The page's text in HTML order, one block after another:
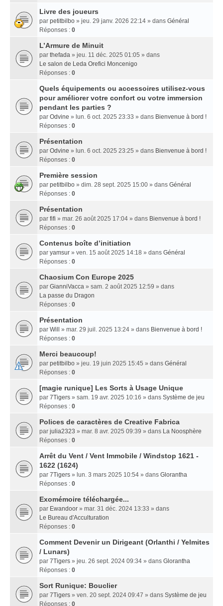
Livre des joueurs
par petitbilbo » jeu. 29 janv. 2026 22:14 » dans Général
Réponses : 0
L’Armure de Minuit
par thefada » jeu. 11 déc. 2025 01:05 » dans
Le salon de Leda Orefici Moncenigo
Réponses : 0
Quels équipements ou accessoires utilisez-vous
pour améliorer votre confort ou votre immersion
pendant les parties ?
par Odvine » lun. 6 oct. 2025 23:33 » dans Bienvenue à bord !
Réponses : 0
Présentation
par Odvine » lun. 6 oct. 2025 23:25 » dans Bienvenue à bord !
Réponses : 0
Première session
par petitbilbo » dim. 28 sept. 2025 15:00 » dans Général
Réponses : 0
Présentation
par fifi » mar. 26 août 2025 17:04 » dans Bienvenue à bord !
Réponses : 0
Contenus boîte d’initiation
par yamsur » ven. 15 août 2025 14:18 » dans Général
Réponses : 0
Chaosium Con Europe 2025
par GianniVacca » sam. 2 août 2025 12:59 » dans
La passe du Dragon
Réponses : 0
Présentation
par Will » mar. 29 juil. 2025 13:24 » dans Bienvenue à bord !
Réponses : 0
Merci beaucoup!
par petitbilbo » jeu. 19 juin 2025 15:45 » dans Général
Réponses : 0
[magie runique] Les Sorts à Usage Unique
par 7Tigers » sam. 19 avr. 2025 10:16 » dans Système de jeu
Réponses : 0
Polices de caractères de Creative Fabrica
par julia2323 » mar. 8 avr. 2025 09:39 » dans La Noosphère
Réponses : 0
Arrêt du Vent / Vent Immobile / Windstop 1621 -
1622 (1624)
par 7Tigers » lun. 3 mars 2025 10:54 » dans Glorantha
Réponses : 0
Exomémoire téléchargée...
par Ewandoor » mar. 31 déc. 2024 13:33 » dans
Le Bureau d'Acculturation
Réponses : 0
Comment Devenir un Dirigeant (Orlanthi / Yelmites
/ Lunars)
par 7Tigers » jeu. 26 sept. 2024 09:34 » dans Glorantha
Réponses : 0
Sort Runique: Bouclier
par 7Tigers » ven. 20 sept. 2024 09:47 » dans Système de jeu
Réponses : 0